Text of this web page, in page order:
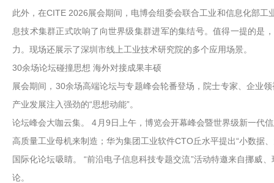
此外，在CITE 2026展会期间，电博会组委会联合工业和信息化部
息技术集群正式吹响了向世界级集群进军的集结号。值得一提的是
力。现场还展示了深圳市线上工业技术研究院的多个应用场景。
30余场论坛碰撞思想 海外对接成果丰硕
展会期间，30余场高端论坛与专题峰会轮番登场，院士专家、企业
产业发展注入强劲的“思想动能”。
论坛峰会大咖云集。 4月9日上午，博览会开幕峰会暨世界级新一代
高质量工业母机来制造；华为集团工业软件CTO丘水平提出“小数据
国际化论坛吸睛。 “前沿电子信息科技专题交流”活动特邀来自挪威
论。